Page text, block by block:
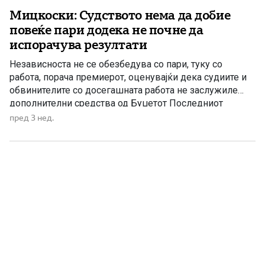
Мицкоски: Судството нема да добие
повеќе пари додека не почне да
испорачува резултати
Независноста не се обезбедува со пари, туку со
работа, порача премиерот, оценувајќи дека судиите и
обвинителите со досегашната работа не заслужиле
дополнителни средства од Буџетот Последниот
Извештај на Европската комисија за владеењето на
политики, но и критики за состојбите во правосудниот
пред 3 нед.